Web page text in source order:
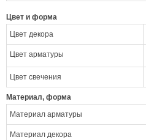
Цвет и форма
Цвет декора
Цвет арматуры
Цвет свечения
Материал, форма
Материал арматуры
Материал декора